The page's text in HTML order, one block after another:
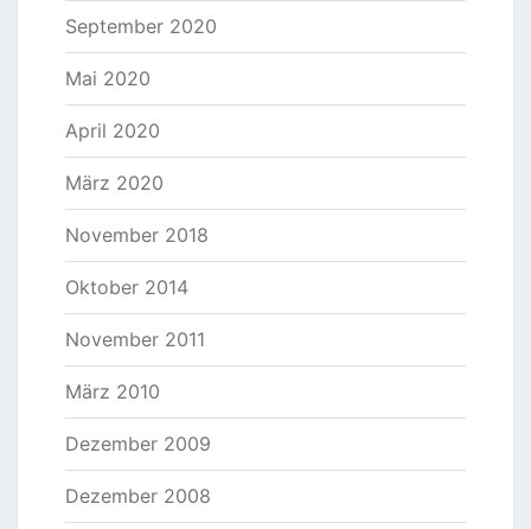
September 2020
Mai 2020
April 2020
März 2020
November 2018
Oktober 2014
November 2011
März 2010
Dezember 2009
Dezember 2008